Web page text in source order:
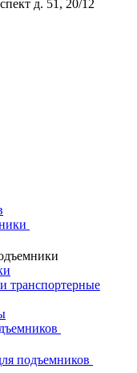
д. 51, 20/12
транспортерные
подъемников